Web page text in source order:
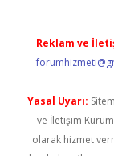
Reklam ve
Yasal Uyarı:
ve İletişim
olarak hizmet